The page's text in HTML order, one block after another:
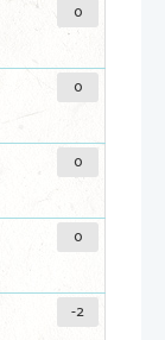
0
0
0
0
-2